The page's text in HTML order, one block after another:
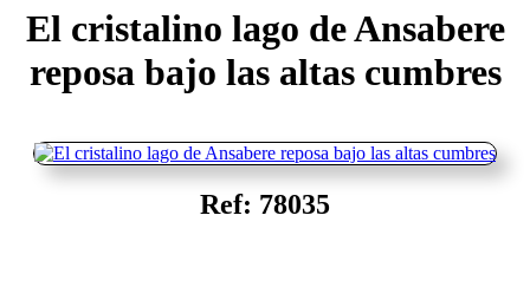
El cristalino lago de Ansabere
reposa bajo las altas cumbres
Ref: 78035